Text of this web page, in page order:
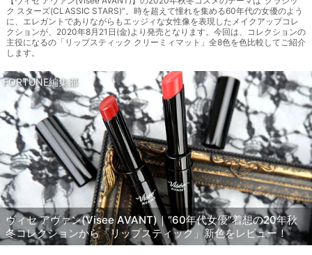
ク スターズ(CLASSIC STARS)”。時を超えて憧れを集める60年代の女優のよう
に、エレガントでありながらもエッジィな女性像を表現したメイクアップコレ
クションが、2020年8月21日(金)より発売となります。今回は、コレクションの
主役になるの「リップスティック クリーミィマット」全8色を色比較してご紹介
します。
FORTUNE編集部
ヴィセ アヴァン(Visee AVANT)｜“60年代女優”着想の20年秋
冬コレクションから「リップスティック」新色をレビュー！